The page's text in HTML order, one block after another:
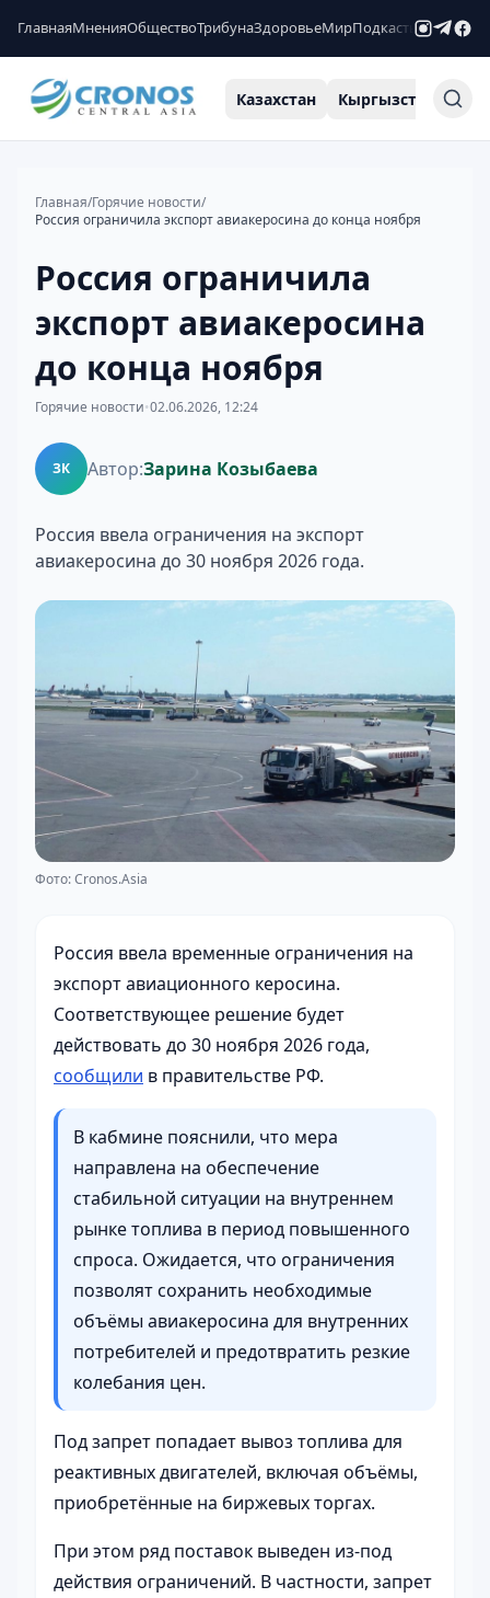
ГлавнаяМненияОбществоТрибунаЗдоровьеМирПодкастыРейтинги
Казахстан Кыргызстан
Главная/Горячие новости/
Россия ограничила экспорт авиакеросина до конца ноября
Россия ограничила
экспорт авиакеросина
до конца ноября
Горячие новости•02.06.2026, 12:24
ЗК Автор:Зарина Козыбаева
Россия ввела ограничения на экспорт
авиакеросина до 30 ноября 2026 года.
Фото: Cronos.Asia
Россия ввела временные ограничения на
экспорт авиационного керосина.
Соответствующее решение будет
действовать до 30 ноября 2026 года,
сообщили в правительстве РФ.
В кабмине пояснили, что мера
направлена на обеспечение
стабильной ситуации на внутреннем
рынке топлива в период повышенного
спроса. Ожидается, что ограничения
позволят сохранить необходимые
объёмы авиакеросина для внутренних
потребителей и предотвратить резкие
колебания цен.
Под запрет попадает вывоз топлива для
реактивных двигателей, включая объёмы,
приобретённые на биржевых торгах.
При этом ряд поставок выведен из-под
действия ограничений. В частности, запрет